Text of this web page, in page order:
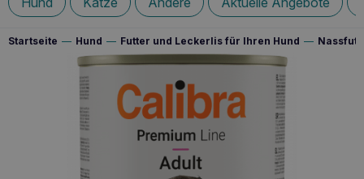
Startseite — Hund — Futter und Leckerlis für Ihren Hund —